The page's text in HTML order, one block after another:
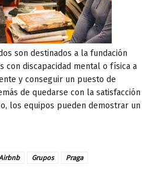
son destinados a la fundación
con discapacidad mental o física a
y conseguir un puesto de
de quedarse con la satisfacción
los equipos pueden demostrar un
Grupos
Praga